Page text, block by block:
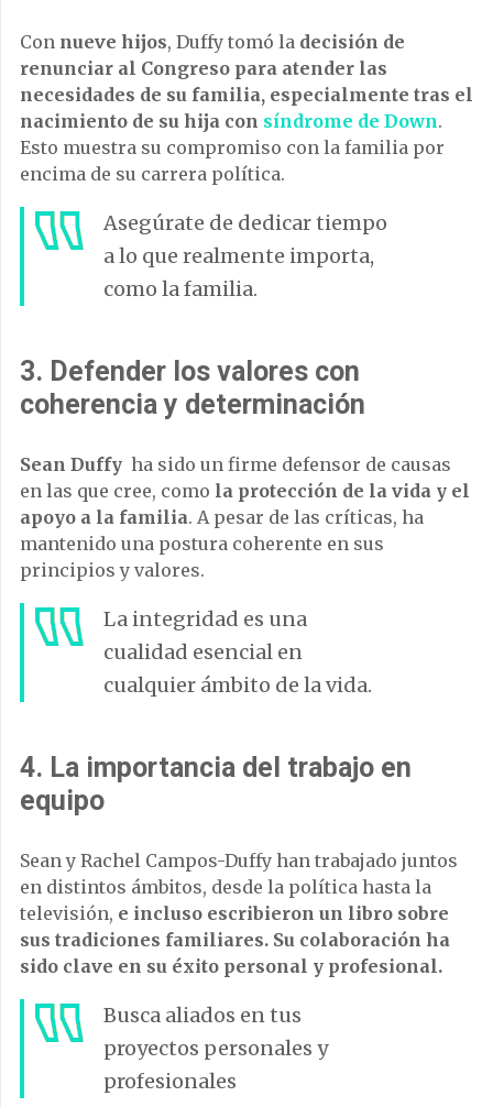
Con nueve hijos, Duffy tomó la decisión de
renunciar al Congreso para atender las
necesidades de su familia, especialmente tras el
nacimiento de su hija con síndrome de Down.
Esto muestra su compromiso con la familia por
encima de su carrera política.
Asegúrate de dedicar tiempo
a lo que realmente importa,
como la familia.
3. Defender los valores con
coherencia y determinación
Sean Duffy ha sido un firme defensor de causas
en las que cree, como la protección de la vida y el
apoyo a la familia. A pesar de las críticas, ha
mantenido una postura coherente en sus
principios y valores.
La integridad es una
cualidad esencial en
cualquier ámbito de la vida.
4. La importancia del trabajo en
equipo
Sean y Rachel Campos-Duffy han trabajado juntos
en distintos ámbitos, desde la política hasta la
televisión, e incluso escribieron un libro sobre
sus tradiciones familiares. Su colaboración ha
sido clave en su éxito personal y profesional.
Busca aliados en tus
proyectos personales y
profesionales